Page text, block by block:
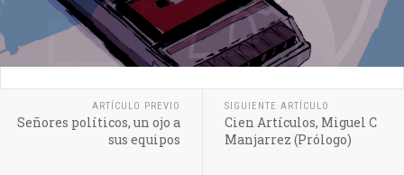
ARTÍCULO PREVIO
Señores políticos, un ojo a
sus equipos
SIGUIENTE ARTÍCULO
Cien Artículos, Miguel C
Manjarrez (Prólogo)